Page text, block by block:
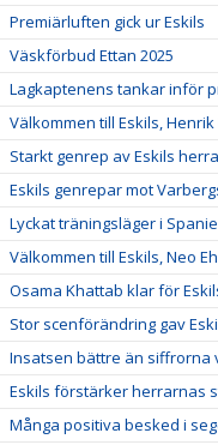
Premiärluften gick ur Eskils
Väskförbud Ettan 2025
Lagkaptenens tankar inför
Välkommen till Eskils,
Starkt genrep av Eskils
Eskils genrepar mot
Lyckat träningsläger i
Välkommen till Eskils, Neo
Osama Khattab klar för
Stor scenförändring gav
Insatsen bättre än siffrorna
Eskils förstärker herrarnas
Många positiva besked i